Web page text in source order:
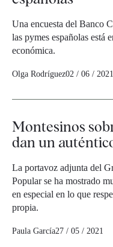
Una encuesta del Banco
las pymes españolas está
económica.
Olga Rodríguez02 / 06 / 2021
Montesinos
dan un
La portavoz adjunta del
Popular se ha mostrado
en especial en lo que
propia.
Paula García27 / 05 / 2021